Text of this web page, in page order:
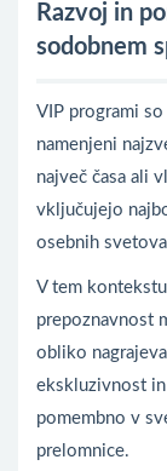
Razvoj in
sodobnem
VIP programi
namenjeni
največ časa ali
vključujejo
osebnih
V tem
prepoznavnost
obliko
ekskluzivnost
pomembno v
prelomnice.